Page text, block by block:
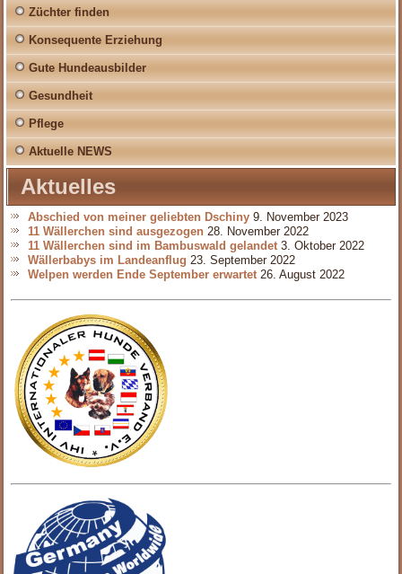
Züchter finden
Konsequente Erziehung
Gute Hundeausbilder
Gesundheit
Pflege
Aktuelle NEWS
Aktuelles
Abschied von meiner geliebten Dschiny 9. November 2023
11 Wällerchen sind ausgezogen 28. November 2022
11 Wällerchen sind im Bambuswald gelandet 3. Oktober 2022
Wällerbabys im Landeanflug 23. September 2022
Welpen werden Ende September erwartet 26. August 2022